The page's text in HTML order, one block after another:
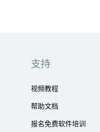
支持
视频教程
帮助文档
报名免费软件培训